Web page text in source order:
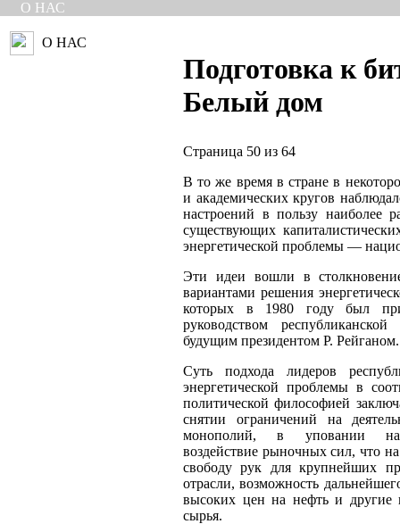
О НАС
О НАС
Подготовка к
Белый дом
Страница 50 из 64
В то же время в стране в
и академических кругов
настроений в пользу наиболее
существующих
энергетической проблемы —
Эти идеи вошли в
вариантами решения
которых в 1980 году был
руководством
будущим президентом Р. Рейганом.
Суть подхода лидеров
энергетической проблемы в
политической философией
снятии ограничений на
монополий, в уповании на
воздействие рыночных сил, что
свободу рук для крупнейших
отрасли, возможность
высоких цен на нефть и другие
сырья.